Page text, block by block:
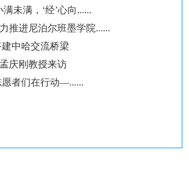
未满，‘经’心向......
推进尼泊尔班墨学院......
中哈交流桥梁
庆刚教授来访
者们在行动—......